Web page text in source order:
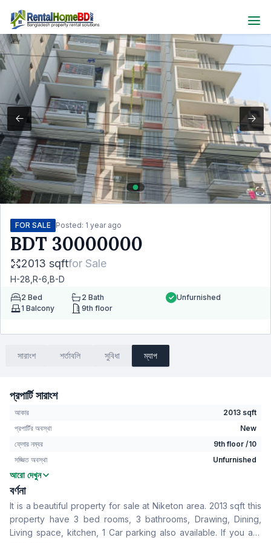
FOR SALE Posted: 1 year ago
BDT 30000000
2013 sqftfor Sale
H-28,R-6,B-D
2 Bed 2 Bath
1 Balcony 9th floor
Unfurnished
সারাংশ শর্তাবলি সুবিধা ম্যাপ
প্রপার্টি সারাংশ
আকার
2013 sqft
প্রপার্টির অবস্থা
New
ফ্লোর নম্বর
9th floor /10
সজ্জিত অবস্থা
Unfurnished
বেডরুম
বাথরুম
বসার রুম
No
Drawing Room
Yes
খাবার রুম
Yes
আরো দেখুন
বর্ণনা
It is a beautiful property for sale at Niketon area. 2013 sqft this
property have 3 bed rooms, 3 bathrooms, Drawing, Dining,
Living space, kitchen, 1 Car parking also available. If you are